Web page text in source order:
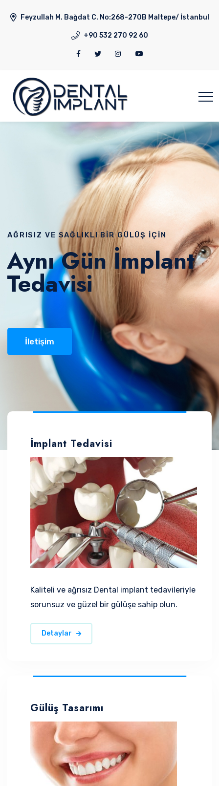
Feyzullah M. Bağdat C. No:268-270B Maltepe/ İstanbul
+90 532 270 92 60
AĞRISIZ VE SAĞLIKLI BIR GÜLÜŞ İÇIN
Aynı Gün İmplant
Tedavisi
İletişim
İmplant Tedavisi
Kaliteli ve ağrısız Dental implant tedavileriyle
sorunsuz ve güzel bir gülüşe sahip olun.
Detaylar
Gülüş Tasarımı